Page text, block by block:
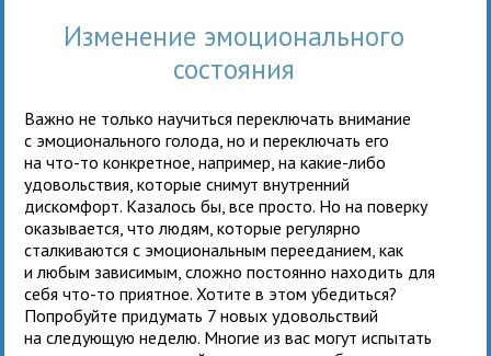
Изменение эмоционального
состояния
Важно не только научиться переключать внимание
с эмоционального голода, но и переключать его
на что-то конкретное, например, на какие-либо
удовольствия, которые снимут внутренний
дискомфорт. Казалось бы, все просто. Но на поверку
оказывается, что людям, которые регулярно
сталкиваются с эмоциональным перееданием, как
и любым зависимым, сложно постоянно находить для
себя что-то приятное. Хотите в этом убедиться?
Попробуйте придумать 7 новых удовольствий
на следующую неделю. Многие из вас могут испытать